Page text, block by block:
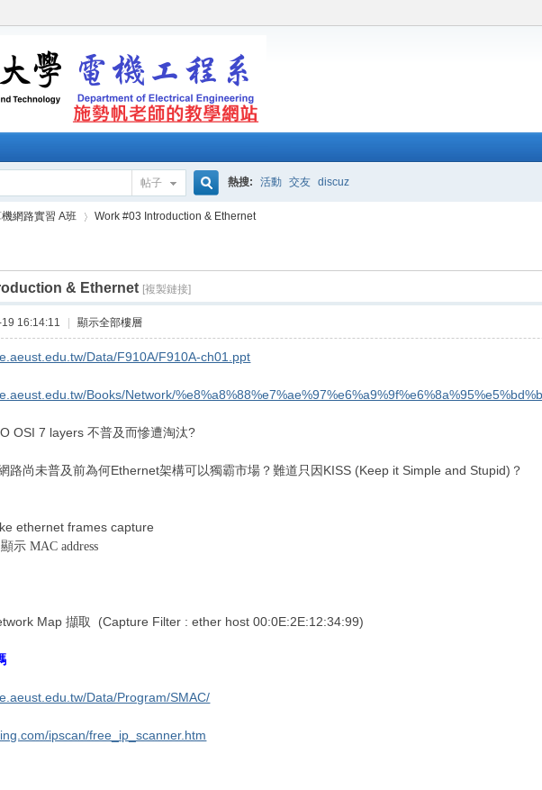
帖子
搜
熱搜: 活動 交友 discuz
網路實習 A班 Work #03 Introduction & Ethernet
& Ethernet [複製鏈接]
16:14:11 顯示全部樓層
Data/F910A/F910A-ch01.ppt
Books/Network/
OSI 7 layers 不普及而慘遭淘汰?
路尚未普及前為何Ethernet架構可以獨霸市場？難道只因KISS (Keep it Simple and Stupid)？
ethernet frames capture
顯示 MAC address
Map 擷取 (Capture Filter : ether host 00:0E:2E:12:34:99)
Data/Program/SMAC/
ipscan/free_ip_scanner.htm